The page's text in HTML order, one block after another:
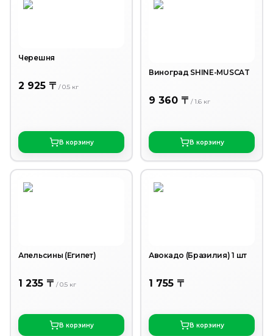
Черешня
2 925 〒 /0.5 кг
В корзину
Виноград SHINE-MUSCAT
9 360 〒 /1.6 кг
В корзину
Апельсины (Египет)
1 235 〒 /0.5 кг
В корзину
Авокадо (Бразилия) 1 шт
1 755 〒
В корзину